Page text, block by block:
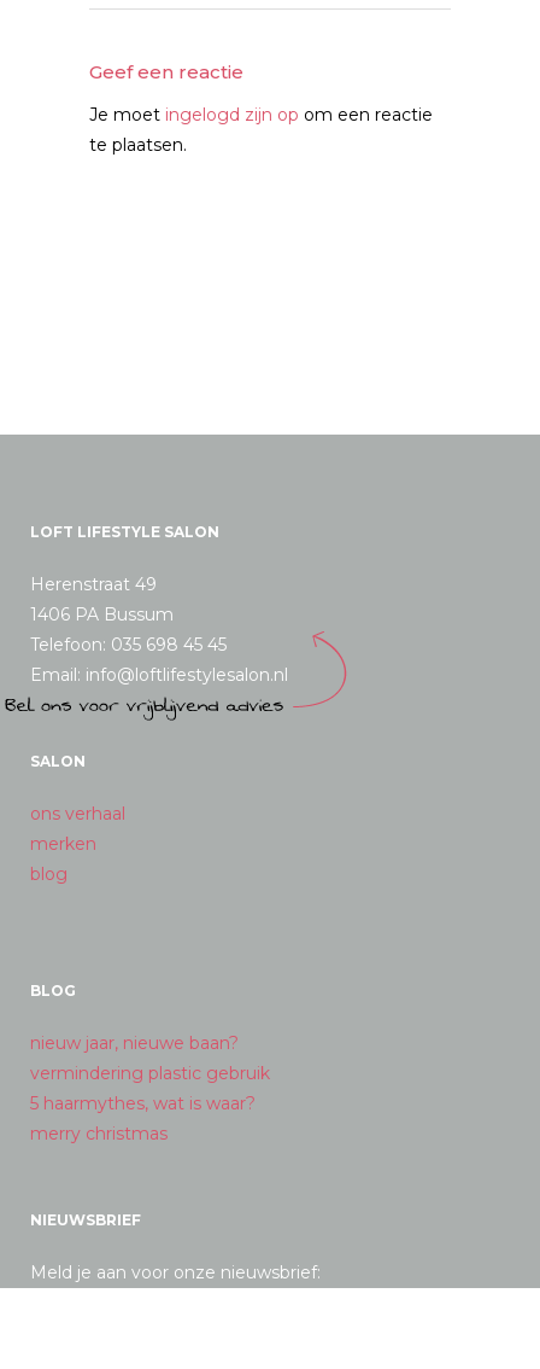
Geef een reactie
Je moet ingelogd zijn op om een reactie
te plaatsen.
LOFT LIFESTYLE SALON
Herenstraat 49
1406 PA Bussum
Telefoon: 035 698 45 45
Email: info@loftlifestylesalon.nl
SALON
ons verhaal
merken
blog
BLOG
nieuw jaar, nieuwe baan?
vermindering plastic gebruik
5 haarmythes, wat is waar?
merry christmas
NIEUWSBRIEF
Meld je aan voor onze nieuwsbrief: